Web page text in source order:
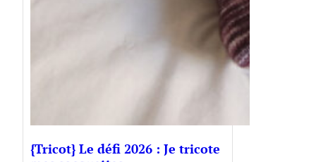
{Tricot} Le défi 2026 : Je tricote